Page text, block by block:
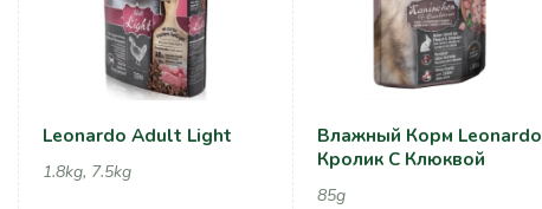
Leonardo Adult Light
1.8kg, 7.5kg
Влажный Корм Leonardo
Кролик С Клюквой
85g